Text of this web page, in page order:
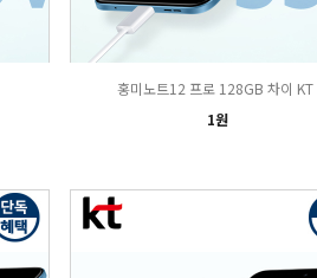
홍미노트12 프로 128GB 차이 KT
1원